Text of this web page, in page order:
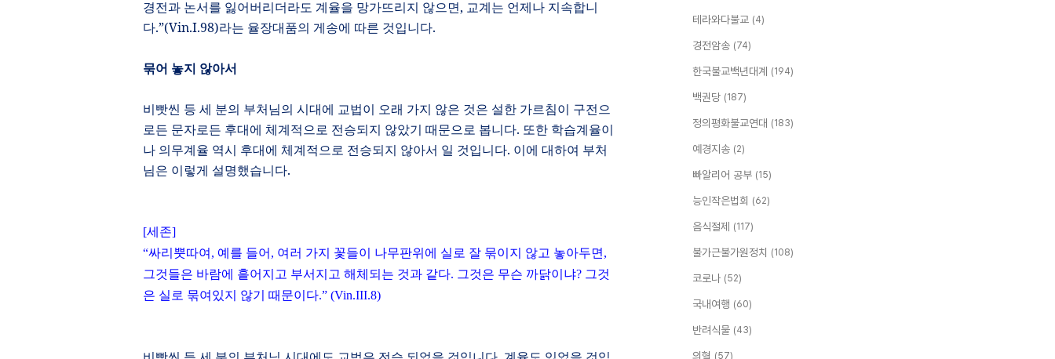
경전과 논서를 잃어버리더라도 계율을 망가뜨리지 않으면, 교계는 언제나 지속합니
다.”(Vin.I.98)라는 율장대품의 게송에 따른 것입니다.
묶어 놓지 않아서
비빳씬 등 세 분의 부처님의 시대에 교법이 오래 가지 않은 것은 설한 가르침이 구전으
로든 문자로든 후대에 체계적으로 전승되지 않았기 때문으로 봅니다. 또한 학습계율이
나 의무계율 역시 후대에 체계적으로 전승되지 않아서 일 것입니다. 이에 대하여 부처
님은 이렇게 설명했습니다.
[세존]
“싸리뿟따여 , 예를 들어 , 여러 가지 꽃들이 나무판위에 실로 잘 묶이지 않고 놓아두면 ,
그것들은 바람에 흩어지고 부서지고 해체되는 것과 같다. 그것은 무슨 까닭이냐? 그것
은 실로 묶여있지 않기 때문이다.” (Vin.III.8)
테라와다불교 (4)
경전암송 (74)
한국불교백년대계 (194)
백권당 (187)
정의평화불교연대 (183)
예경지송 (2)
빠알리어 공부 (15)
능인작은법회 (62)
음식절제 (117)
불가근불가원정치 (108)
코로나 (52)
국내여행 (60)
반려식물 (43)
의혈 (57)